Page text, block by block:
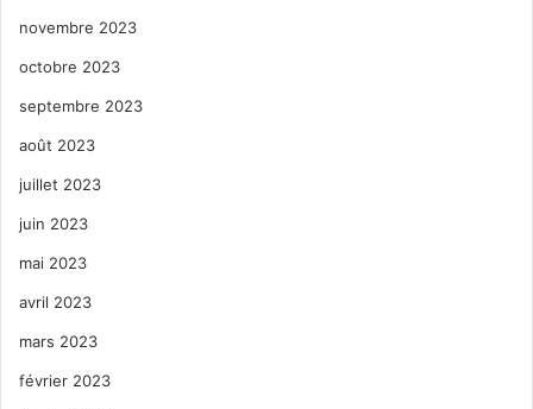
novembre 2023
octobre 2023
septembre 2023
août 2023
juillet 2023
juin 2023
mai 2023
avril 2023
mars 2023
février 2023